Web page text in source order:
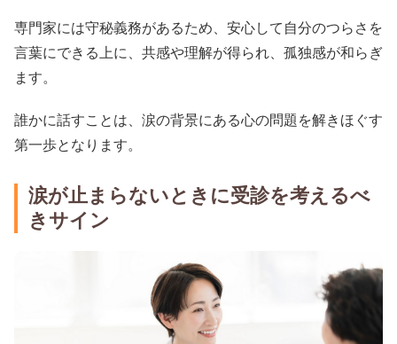
専門家には守秘義務があるため、安心して自分のつらさを
言葉にできる上に、共感や理解が得られ、孤独感が和らぎ
ます。
誰かに話すことは、涙の背景にある心の問題を解きほぐす
第一歩となります。
涙が止まらないときに受診を考えるべ
きサイン